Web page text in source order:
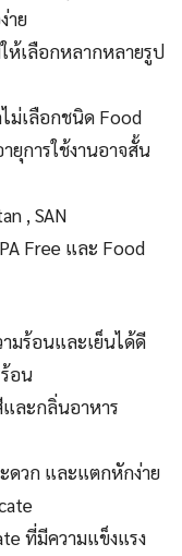
าย
ห้เลือกหลากหลายรูป
ไม่เลือกชนิด Food
ยุการใช้งานอาจสั้น
, SAN
Free และ Food
มร้อนและเย็นได้ดี
อน
ละกลิ่นอาหาร
ดวก และแตกหักง่าย
ที่มีความแข็งแรง